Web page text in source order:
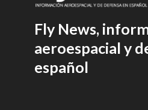
Fly News,
aeroespacial y
español